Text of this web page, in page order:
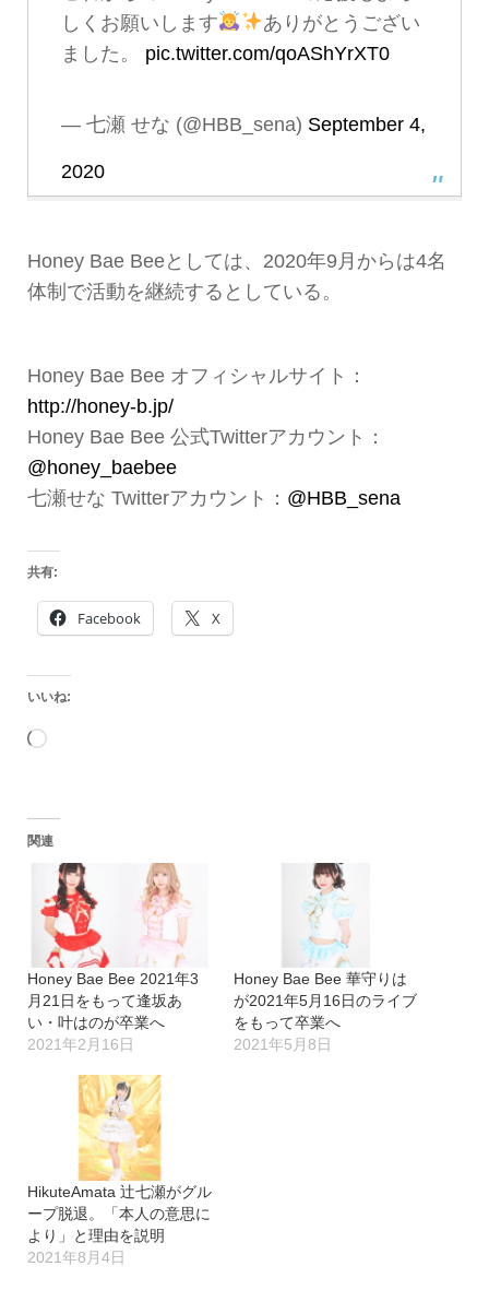
しくお願いします
ありがとうござい
ました。 pic.twitter.com/qoAShYrXT0
— 七瀬 せな (@HBB_sena) September 4,
2020
Honey Bae Beeとしては、2020年9月からは4名
体制で活動を継続するとしている。
Honey Bae Bee オフィシャルサイト：
http://honey-b.jp/
Honey Bae Bee 公式Twitterアカウント：
@honey_baebee
七瀬せな Twitterアカウント： @HBB_sena
共有:
Facebook X
いいね:
読
込
み
中…
関連
Honey Bae Bee 2021年3
月21日をもって逢坂あ
い・叶はのが卒業へ
2021年2月16日
Honey Bae Bee 華守りは
が2021年5月16日のライブ
をもって卒業へ
2021年5月8日
HikuteAmata 辻七瀬がグル
ープ脱退。「本人の意思に
より」と理由を説明
2021年8月4日